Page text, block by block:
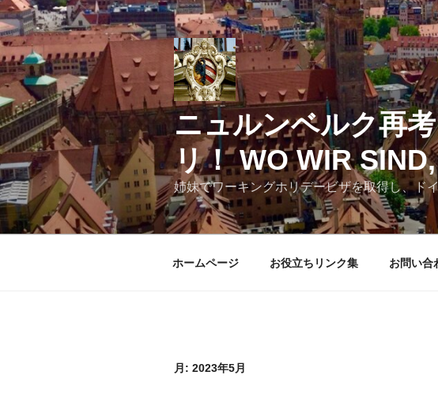
コ
ン
テ
ン
ツ
へ
ス
キ
ッ
プ
ニュルンベルク再
リ！ WO WIR
姉妹でワーキングホリデービザを取得し、ド
ホームページ お役立ちリンク集 お問い合
月: 2023年5月